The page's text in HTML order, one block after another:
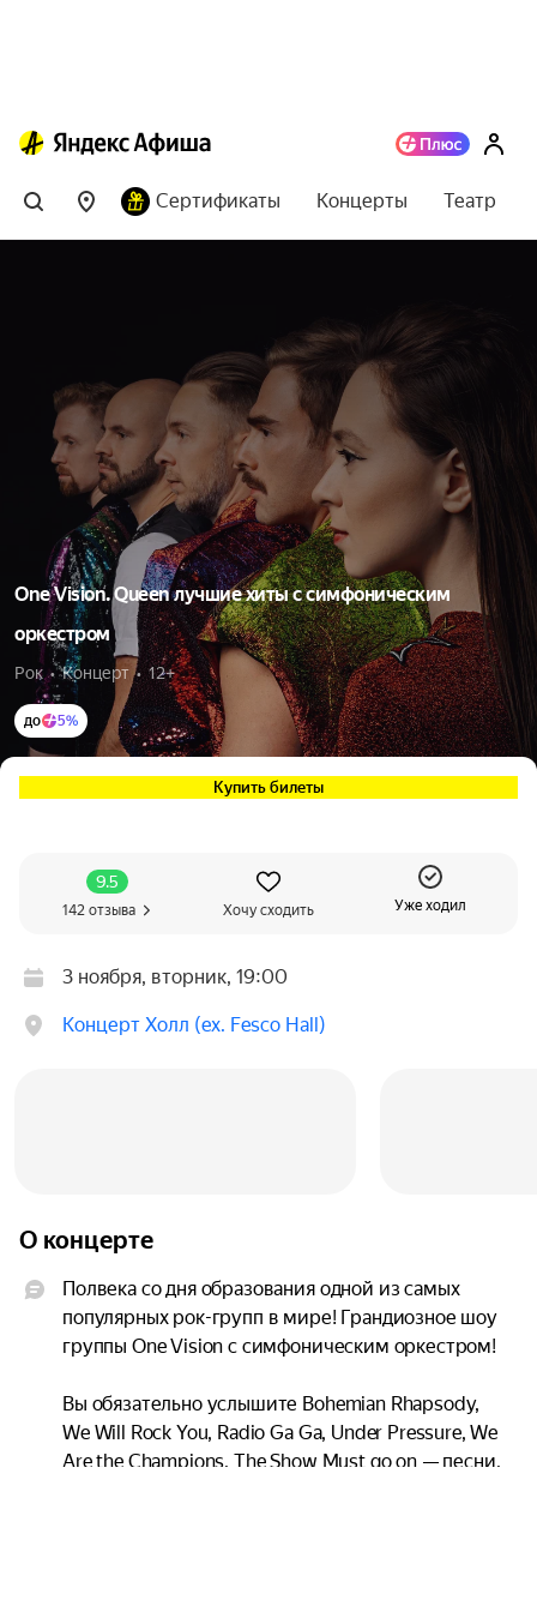
Сертификаты Концерты Театр
One Vision. Queen лучшие хиты c симфоническим
оркестром
Рок  •  Концерт  •  12+
до 5%
Купить билеты
9.5
142 отзыва Хочу сходить Уже ходил
3 ноября, вторник, 19:00
Концерт Холл (ex. Fesco Hall)
О концерте
Полвека со дня образования одной из самых
популярных рок-групп в мире! Грандиозное шоу
группы One Vision с симфоническим оркестром!
Вы обязательно услышите Bohemian Rhapsody,
We Will Rock You, Radio Ga Ga, Under Pressure, We
Are the Champions, The Show Must go on — песни,